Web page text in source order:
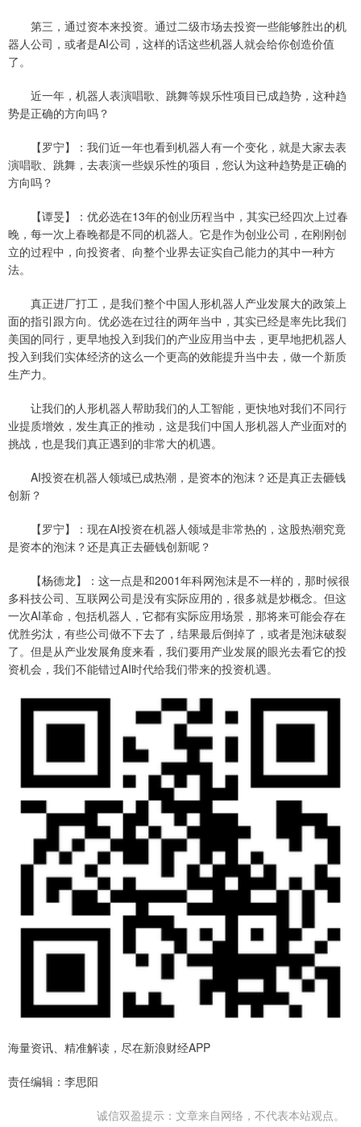
第三，通过资本来投资。通过二级市场去投资一些能够胜出的机
器人公司，或者是AI公司，这样的话这些机器人就会给你创造价值
了。
近一年，机器人表演唱歌、跳舞等娱乐性项目已成趋势，这种趋
势是正确的方向吗？
【罗宁】：我们近一年也看到机器人有一个变化，就是大家去表
演唱歌、跳舞，去表演一些娱乐性的项目，您认为这种趋势是正确的
方向吗？
【谭旻】：优必选在13年的创业历程当中，其实已经四次上过春
晚，每一次上春晚都是不同的机器人。它是作为创业公司，在刚刚创
立的过程中，向投资者、向整个业界去证实自己能力的其中一种方
法。
真正进厂打工，是我们整个中国人形机器人产业发展大的政策上
面的指引跟方向。优必选在过往的两年当中，其实已经是率先比我们
美国的同行，更早地投入到我们的产业应用当中去，更早地把机器人
投入到我们实体经济的这么一个更高的效能提升当中去，做一个新质
生产力。
让我们的人形机器人帮助我们的人工智能，更快地对我们不同行
业提质增效，发生真正的推动，这是我们中国人形机器人产业面对的
挑战，也是我们真正遇到的非常大的机遇。
AI投资在机器人领域已成热潮，是资本的泡沫？还是真正去砸钱
创新？
【罗宁】：现在AI投资在机器人领域是非常热的，这股热潮究竟
是资本的泡沫？还是真正去砸钱创新呢？
【杨德龙】：这一点是和2001年科网泡沫是不一样的，那时候很
多科技公司、互联网公司是没有实际应用的，很多就是炒概念。但这
一次AI革命，包括机器人，它都有实际应用场景，那将来可能会存在
优胜劣汰，有些公司做不下去了，结果最后倒掉了，或者是泡沫破裂
了。但是从产业发展角度来看，我们要用产业发展的眼光去看它的投
资机会，我们不能错过AI时代给我们带来的投资机遇。
海量资讯、精准解读，尽在新浪财经APP
责任编辑：李思阳
诚信双盈提示：文章来自网络，不代表本站观点。